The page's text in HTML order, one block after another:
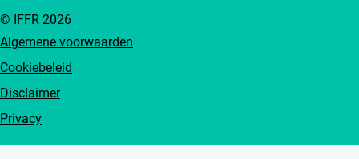
Algemene voorwaarden
Cookiebeleid
Disclaimer
Privacy
© IFFR 2026